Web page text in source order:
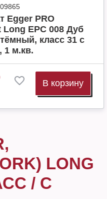
Egger PRO
Long EPC 008 Дуб
класс 31 с
1 м.кв.
В корзину
LONG
/ С